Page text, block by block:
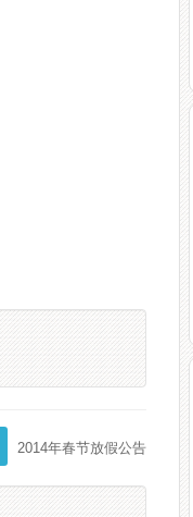
2014年春节放假公告